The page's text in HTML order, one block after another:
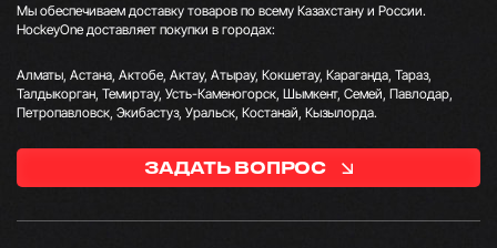
Мы обеспечиваем доставку товаров по всему Казахстану и России.
HockeyOne доставляет покупки в городах:
Алматы, Астана, Актобе, Актау, Атырау, Кокшетау, Караганда, Тараз,
Талдыкорган, Темиртау, Усть-Каменогорск, Шымкент, Семей, Павлодар,
Петропавловск, Экибастуз, Уральск, Костанай, Кызылорда.
ЗАДАТЬ ВОПРОС